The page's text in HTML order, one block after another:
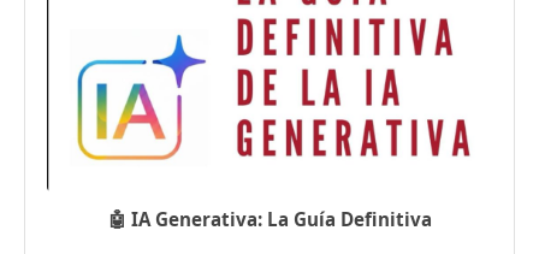
🤖 IA Generativa: La Guía Definitiva